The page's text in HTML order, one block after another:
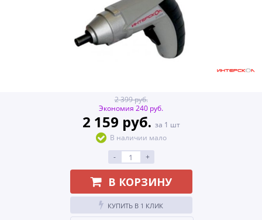
2 399 руб.
Экономия 240 руб.
2 159 руб. за 1 шт
В наличии мало
-
+
В КОРЗИНУ
КУПИТЬ В 1 КЛИК